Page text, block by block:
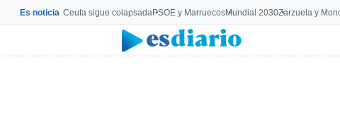
Es noticia Ceuta sigue colapsadaPSOE y MarruecosMundial 2030Zarzuela y